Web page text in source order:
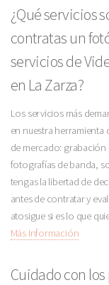
¿Qué servicios
contratas un
servicios de
en La Zarza?
Los servicios más
en nuestra herramienta
de mercado:
fotografías de banda,
tengas la libertad de
antes de contratar y
atosigue si es lo que
Más Información
Cuidado con